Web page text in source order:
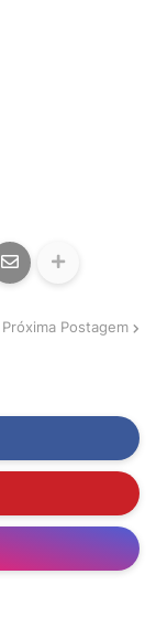
Próxima Postagem